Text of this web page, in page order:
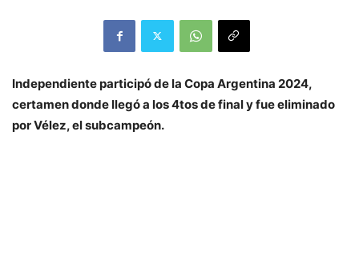
Independiente participó de la Copa Argentina 2024,
certamen donde llegó a los 4tos de final y fue eliminado
por Vélez, el subcampeón.